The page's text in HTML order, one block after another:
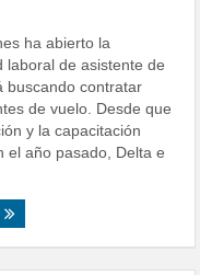
ha abierto la
laboral de asistente de
buscando contratar
de vuelo. Desde que
y la capacitación
el año pasado, Delta e